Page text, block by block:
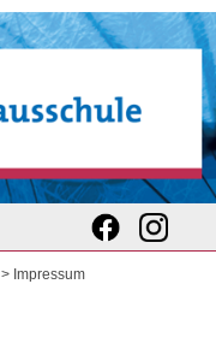
> Impressum